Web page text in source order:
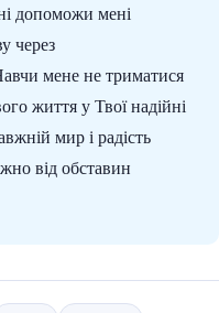
допоможи мені
через
мене не триматися
життя у Твої надійні
мир і радість
від обставин